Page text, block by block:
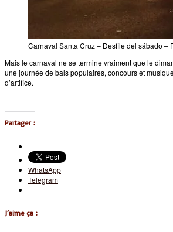
Carnaval Santa Cruz – Desfile del sábado –
Mais le carnaval ne se termine vraiment que le
une journée de bals populaires, concours et
d’artifice.
Partager :
WhatsApp
Telegram
J’aime ça :